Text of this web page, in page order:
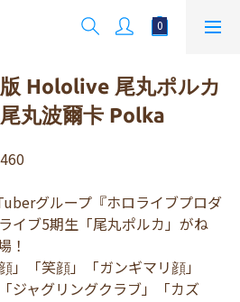
版 Hololive 尾丸ポルカ
丸波爾卡 Polka
グループ『ホロライブプロダ
イブ5期生「尾丸ポルカ」がね
！
」「笑顔」「ガンギマリ顔」
ジャグリングクラブ」「カズ